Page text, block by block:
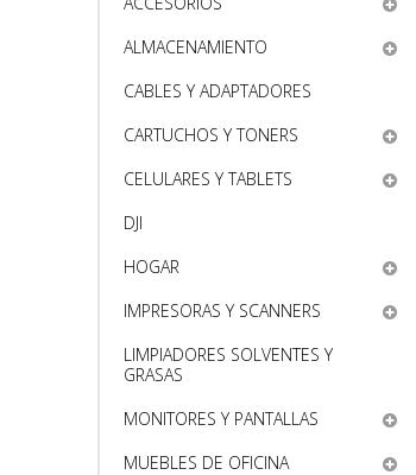
ALMACENAMIENTO
CABLES Y ADAPTADORES
CARTUCHOS Y TONERS
CELULARES Y TABLETS
DJI
HOGAR
IMPRESORAS Y SCANNERS
LIMPIADORES SOLVENTES Y
GRASAS
MONITORES Y PANTALLAS
MUEBLES DE OFICINA